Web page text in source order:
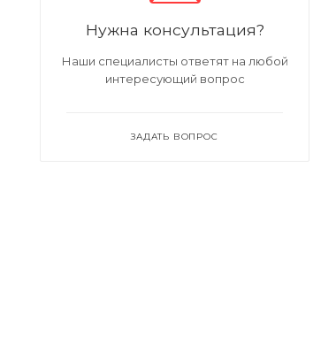
Нужна консультация?
Наши специалисты ответят на любой
интересующий вопрос
ЗАДАТЬ ВОПРОС